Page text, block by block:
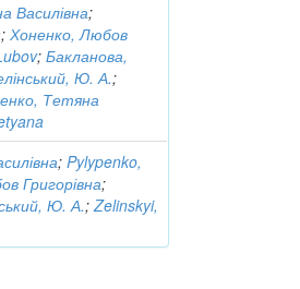
Василівна;
;Хоненко, Любов
;Бакланова,
Ю. А.;
Тетяна
;Pylypenko,
Григорівна;
Ю. А.;Zelinskyi,